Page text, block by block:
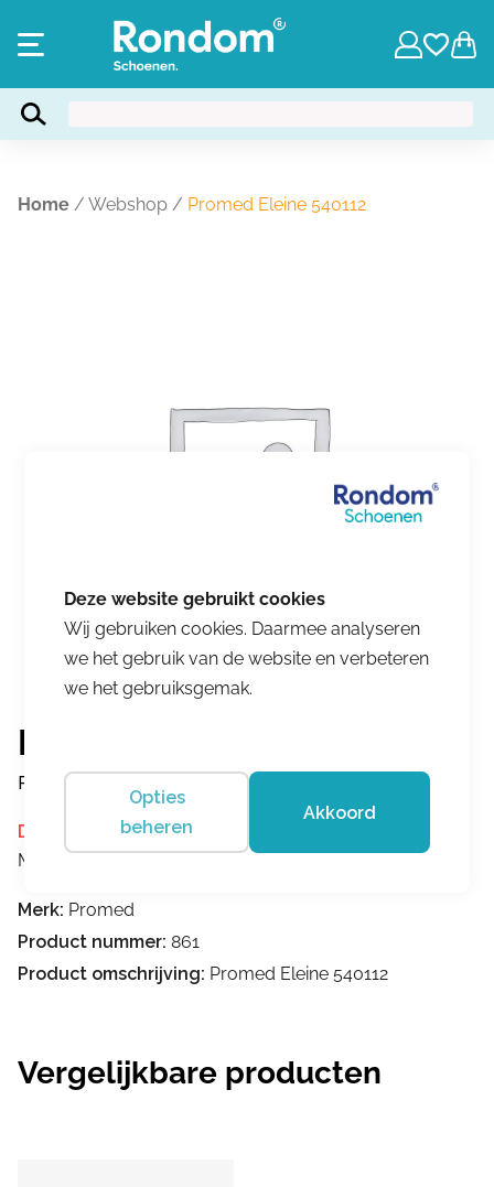
Home / Webshop / Promed Eleine 540112
Promed
Promed Eleine 540112
Dit product is momenteel niet op voorraad.
Merk:
Promed
Merk: Promed
Product nummer: 861
Product omschrijving: Promed Eleine 540112
Vergelijkbare producten
Wij gebruiken cookies. Daarmee analyseren
we het gebruik van de website en verbeteren
we het gebruiksgemak.
Opties
beheren
Akkoord